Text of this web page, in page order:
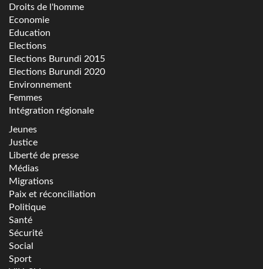
Droits de l'homme
Economie
Education
Elections
Elections Burundi 2015
Elections Burundi 2020
Environnement
Femmes
Intégration régionale
Jeunes
Justice
Liberté de presse
Médias
Migrations
Paix et réconciliation
Politique
Santé
Sécurité
Social
Sport